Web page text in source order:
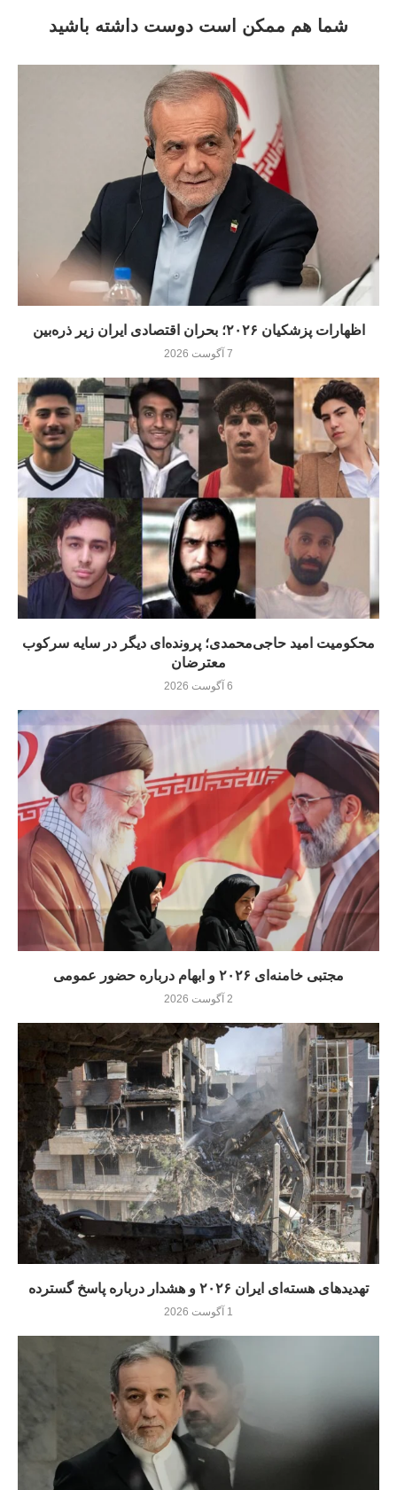
شما هم ممکن است دوست داشته باشید
اظهارات پزشکیان ۲۰۲۶؛ بحران اقتصادی ایران زیر ذره‌بین
7 آگوست 2026
محکومیت امید حاجی‌محمدی؛ پرونده‌ای دیگر در سایه سرکوب
معترضان
6 آگوست 2026
مجتبی خامنه‌ای ۲۰۲۶ و ابهام درباره حضور عمومی
2 آگوست 2026
تهدیدهای هسته‌ای ایران ۲۰۲۶ و هشدار درباره پاسخ گسترده
1 آگوست 2026